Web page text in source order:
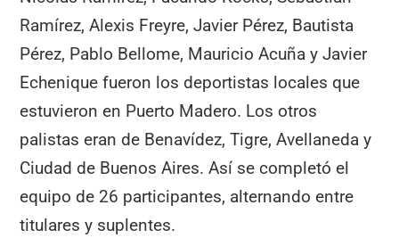
Ramírez, Alexis Freyre, Javier Pérez, Bautista
Pérez, Pablo Bellome, Mauricio Acuña y Javier
Echenique fueron los deportistas locales que
estuvieron en Puerto Madero. Los otros
palistas eran de Benavídez, Tigre, Avellaneda y
Ciudad de Buenos Aires. Así se completó el
equipo de 26 participantes, alternando entre
titulares y suplentes.